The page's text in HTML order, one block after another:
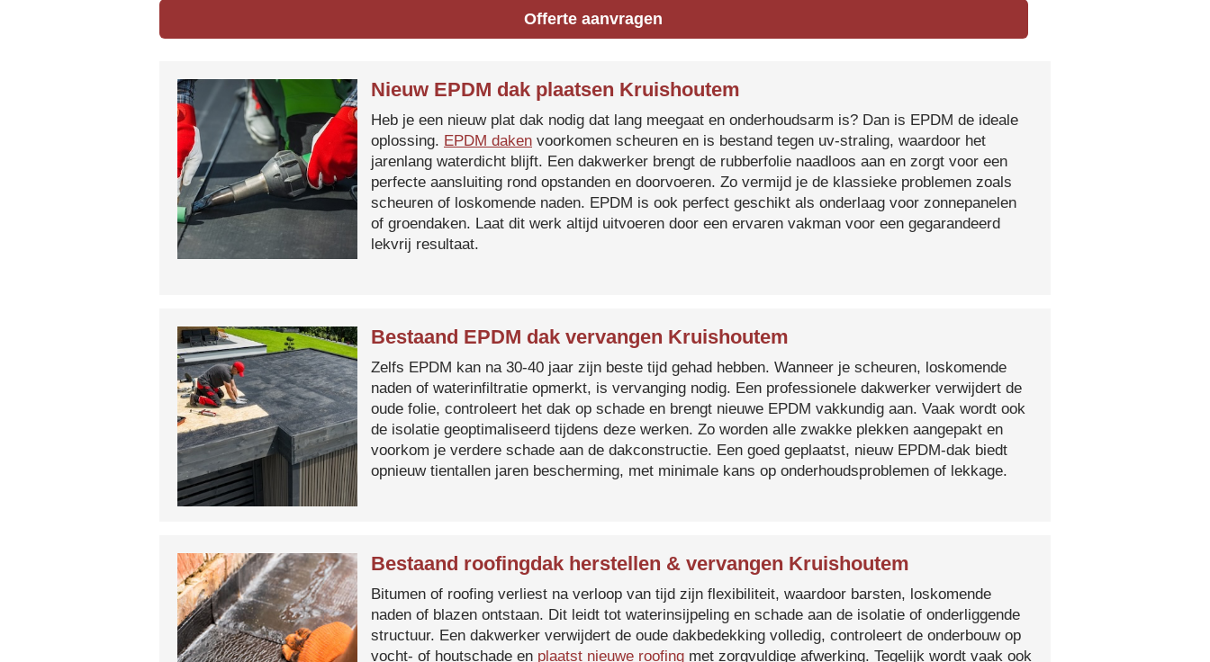
Offerte aanvragen
Nieuw EPDM dak plaatsen Kruishoutem
Heb je een nieuw plat dak nodig dat lang meegaat en onderhoudsarm is? Dan is EPDM de ideale
oplossing. EPDM daken voorkomen scheuren en is bestand tegen uv-straling, waardoor het
jarenlang waterdicht blijft. Een dakwerker brengt de rubberfolie naadloos aan en zorgt voor een
perfecte aansluiting rond opstanden en doorvoeren. Zo vermijd je de klassieke problemen zoals
scheuren of loskomende naden. EPDM is ook perfect geschikt als onderlaag voor zonnepanelen
of groendaken. Laat dit werk altijd uitvoeren door een ervaren vakman voor een gegarandeerd
lekvrij resultaat.
Bestaand EPDM dak vervangen Kruishoutem
Zelfs EPDM kan na 30-40 jaar zijn beste tijd gehad hebben. Wanneer je scheuren, loskomende
naden of waterinfiltratie opmerkt, is vervanging nodig. Een professionele dakwerker verwijdert de
oude folie, controleert het dak op schade en brengt nieuwe EPDM vakkundig aan. Vaak wordt ook
de isolatie geoptimaliseerd tijdens deze werken. Zo worden alle zwakke plekken aangepakt en
voorkom je verdere schade aan de dakconstructie. Een goed geplaatst, nieuw EPDM-dak biedt
opnieuw tientallen jaren bescherming, met minimale kans op onderhoudsproblemen of lekkage.
Bestaand roofingdak herstellen & vervangen Kruishoutem
Bitumen of roofing verliest na verloop van tijd zijn flexibiliteit, waardoor barsten, loskomende
naden of blazen ontstaan. Dit leidt tot waterinsijpeling en schade aan de isolatie of onderliggende
structuur. Een dakwerker verwijdert de oude dakbedekking volledig, controleert de onderbouw op
vocht- of houtschade en plaatst nieuwe roofing met zorgvuldige afwerking. Tegelijk wordt vaak ook